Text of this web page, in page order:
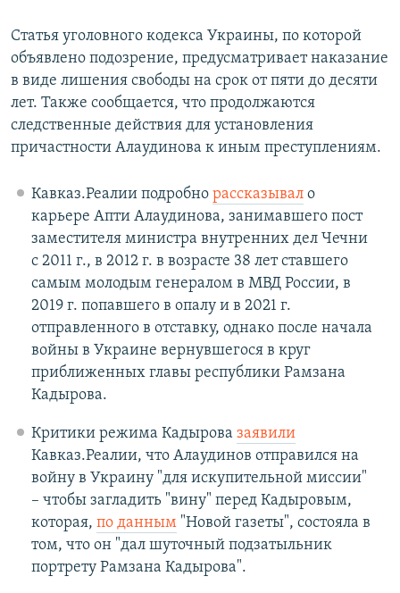
Статья уголовного кодекса Украины, по которой
объявлено подозрение, предусматривает наказание
в виде лишения свободы на срок от пяти до десяти
лет. Также сообщается, что продолжаются
следственные действия для установления
причастности Алаудинова к иным преступлениям.
Кавказ.Реалии подробно рассказывало
карьере Апти Алаудинова, занимавшего пост
заместителя министра внутренних дел Чечни
с 2011 г., в 2012 г. в возрасте 38 лет ставшего
самым молодым генералом в МВД России, в
2019 г. попавшего в опалу и в 2021 г.
отправленного в отставку, однако после начала
войны в Украине вернувшегося в круг
приближенных главы республики Рамзана
Кадырова.
Критики режима Кадырова заявили
Кавказ.Реалии, что Алаудинов отправился на
войну в Украину "для искупительной миссии"
– чтобы загладить "вину" перед Кадыровым,
которая, по данным"Новой газеты", состояла в
том, что он "дал шуточный подзатыльник
портрету Рамзана Кадырова".